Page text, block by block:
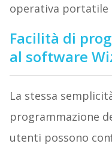
operativa portatile
Facilità di
al software
La stessa
programmazione
utenti possono